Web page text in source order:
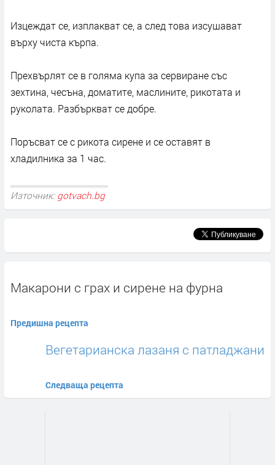
Изцеждат се, изплакват се, а след това изсушават
върху чиста кърпа.
Прехвърлят се в голяма купа за сервиране със
зехтина, чесъна, доматите, маслините, рикотата и
руколата. Разбъркват се добре.
Поръсват се с рикота сирене и се оставят в
хладилника за 1 час.
Източник: gotvach.bg
Макарони с грах и сирене на фурна
Предишна рецепта
Вегетарианска лазаня с патладжани
Следваща рецепта